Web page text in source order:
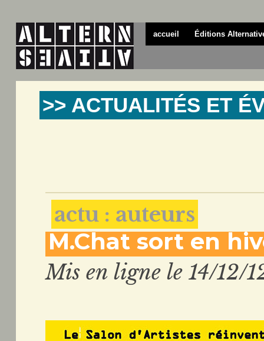
accueil Éditions
>> ACTUALITÉS ET
actu : auteurs
M.Chat sort en
Mis en ligne le 14/12/